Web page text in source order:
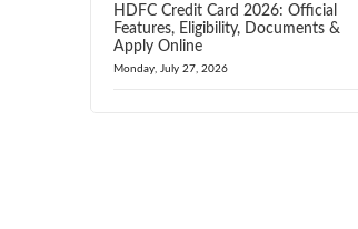
HDFC Credit Card 2026: Official
Features, Eligibility, Documents &
Apply Online
Monday, July 27, 2026